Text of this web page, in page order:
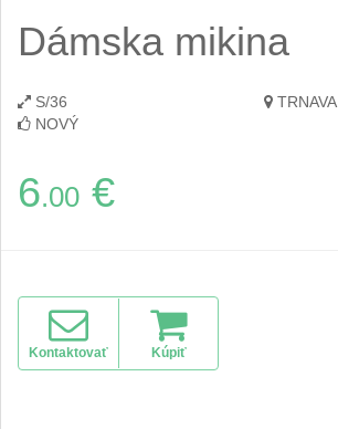
Dámska mikina
S/36
TRNAVA
NOVÝ
6.00 €
Kontaktovať Kúpiť